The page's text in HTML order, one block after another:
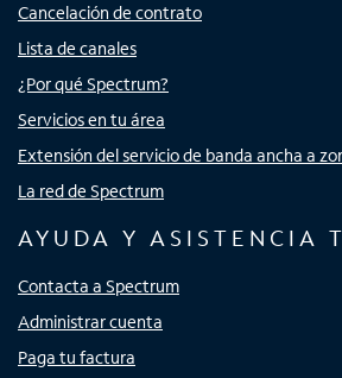
Cancelación de contrato
Lista de canales
¿Por qué Spectrum?
Servicios en tu área
Extensión del servicio de banda ancha a
La red de Spectrum
AYUDA Y ASISTENCIA
Contacta a Spectrum
Administrar cuenta
Paga tu factura